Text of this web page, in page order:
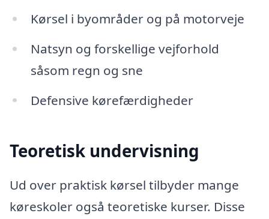
Kørsel i byområder og på motorveje
Natsyn og forskellige vejforhold
såsom regn og sne
Defensive kørefærdigheder
Teoretisk undervisning
Ud over praktisk kørsel tilbyder mange
køreskoler også teoretiske kurser. Disse